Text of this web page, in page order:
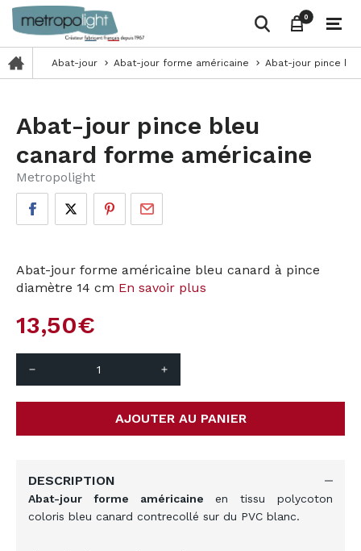
0
0
Abat-jour keyboard_arrow_right Abat-jour forme américaine keyboard_arrow_right Abat-jour pince
Abat-jour pince bleu
canard forme américaine
Metropolight
Abat-jour forme américaine bleu canard à pince
diamètre 14 cm En savoir plus
13,50€
add
remove
AJOUTER AU PANIER
DESCRIPTION
Abat-jour forme américaine en tissu polycoton
coloris bleu canard contrecollé sur du PVC blanc.